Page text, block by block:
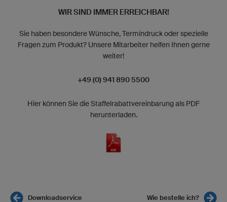
WIR SIND IMMER ERREICHBAR!
Sie haben besondere Wünsche, Termindruck oder spezielle
Fragen zum Produkt? Unsere Mitarbeiter helfen Ihnen gerne
weiter!
+49 (0) 941 890 5500
Hier können Sie die Staffelrabattvereinbarung als PDF
herunterladen.
Downloadservice Wie bestelle ich?